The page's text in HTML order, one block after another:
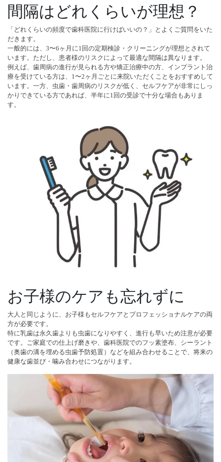
間隔はどれくらいが理想？
「どれくらいの頻度で歯科医院に行けばいいの？」とよくご質問をいた
だきます。
一般的には、3〜6ヶ月に1回の定期検診・クリーニングが理想とされて
います。ただし、患者様のリスクによって最適な間隔は異なります。
例えば、歯周病の進行が見られる方や矯正治療中の方、インプラント治
療を受けている方は、1〜2ヶ月ごとに来院いただくことをおすすめして
います。一方、虫歯・歯周病のリスクが低く、セルフケアが非常にしっ
かりできている方であれば、半年に1回の受診で十分な場合もありま
す。
お子様のケアも忘れずに
大人と同じように、お子様もセルフケアとプロフェッショナルケアの両
方が必要です。
特に乳歯は永久歯よりも虫歯になりやすく、進行も早いため注意が必要
です。ご家庭での仕上げ磨きや、歯科医院でのフッ素塗布、シーラント
（奥歯の溝を埋める虫歯予防処置）などを組み合わせることで、将来の
健康な歯並び・噛み合わせにつながります。